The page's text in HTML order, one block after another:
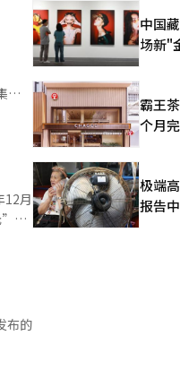
能
韩
）表
净
韩
12月
韩元
显
布的
较
中国
场新"
霸王
个月
极端
报告